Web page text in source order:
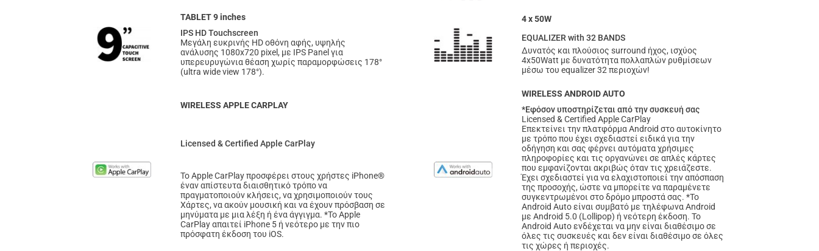
TABLET 9 inches
IPS HD Touchscreen
Μεγάλη ευκρινής HD οθόνη αφής, υψηλής
ανάλυσης 1080x720 pixel, με IPS Panel για
υπερευρυγώνια θέαση χωρίς παραμορφώσεις 178°
(ultra wide view 178°).
4 x 50W
EQUALIZER with 32 BANDS
Δυνατός και πλούσιος surround ήχος, ισχύος
4x50Watt με δυνατότητα πολλαπλών ρυθμίσεων
μέσω του equalizer 32 περιοχών!
WIRELESS APPLE CARPLAY
Licensed & Certified Apple CarPlay
Το Apple CarPlay προσφέρει στους χρήστες iPhone®
έναν απίστευτα διαισθητικό τρόπο να
πραγματοποιούν κλήσεις, να χρησιμοποιούν τους
Χάρτες, να ακούν μουσική και να έχουν πρόσβαση σε
μηνύματα με μια λέξη ή ένα άγγιγμα. *Το Apple
CarPlay απαιτεί iPhone 5 ή νεότερο με την πιο
πρόσφατη έκδοση του iOS.
WIRELESS ANDROID AUTO
*Εφόσον υποστηρίζεται από την συσκευή σας
Licensed & Certified Apple CarPlay
Επεκτείνει την πλατφόρμα Android στο αυτοκίνητο
με τρόπο που έχει σχεδιαστεί ειδικά για την
οδήγηση και σας φέρνει αυτόματα χρήσιμες
πληροφορίες και τις οργανώνει σε απλές κάρτες
που εμφανίζονται ακριβώς όταν τις χρειάζεστε.
Έχει σχεδιαστεί για να ελαχιστοποιεί την απόσπαση
της προσοχής, ώστε να μπορείτε να παραμένετε
συγκεντρωμένοι στο δρόμο μπροστά σας. *Το
Android Auto είναι συμβατό με τηλέφωνα Android
με Android 5.0 (Lollipop) ή νεότερη έκδοση. Το
Android Auto ενδέχεται να μην είναι διαθέσιμο σε
όλες τις συσκευές και δεν είναι διαθέσιμο σε όλες
τις χώρες ή περιοχές.